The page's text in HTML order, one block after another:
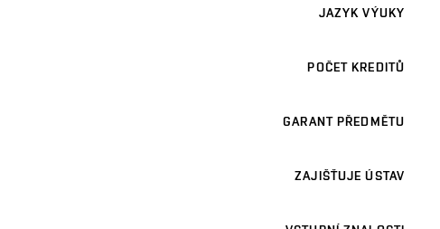
JAZYK VÝUKY
POČET KREDITŮ
GARANT PŘEDMĚTU
ZAJIŠŤUJE ÚSTAV